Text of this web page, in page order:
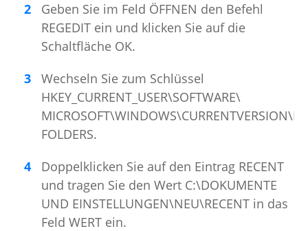
Geben Sie im Feld ÖFFNEN den Befehl
REGEDIT ein und klicken Sie auf die
Schaltfläche OK.
Wechseln Sie zum Schlüssel
HKEY_CURRENT_USER\SOFTWARE\
FOLDERS.
Doppelklicken Sie auf den Eintrag RECENT
und tragen Sie den Wert C:\DOKUMENTE
UND EINSTELLUNGEN\NEU\RECENT in das
Feld WERT ein.